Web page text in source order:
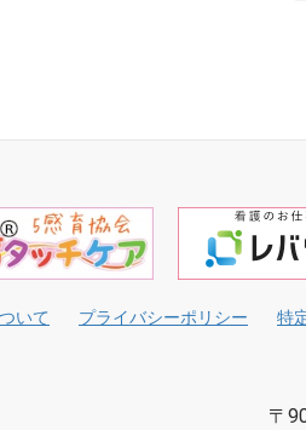
いて プライバシーポリシー 特
〒